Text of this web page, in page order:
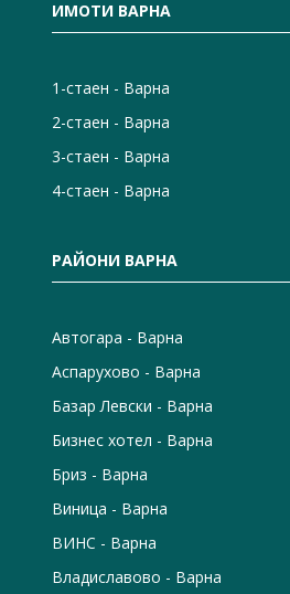
ИМОТИ ВАРНА
1-стаен - Варна
2-стаен - Варна
3-стаен - Варна
4-стаен - Варна
РАЙОНИ ВАРНА
Автогара - Варна
Аспарухово - Варна
Базар Левски - Варна
Бизнес хотел - Варна
Бриз - Варна
Виница - Варна
ВИНС - Варна
Владиславово - Варна